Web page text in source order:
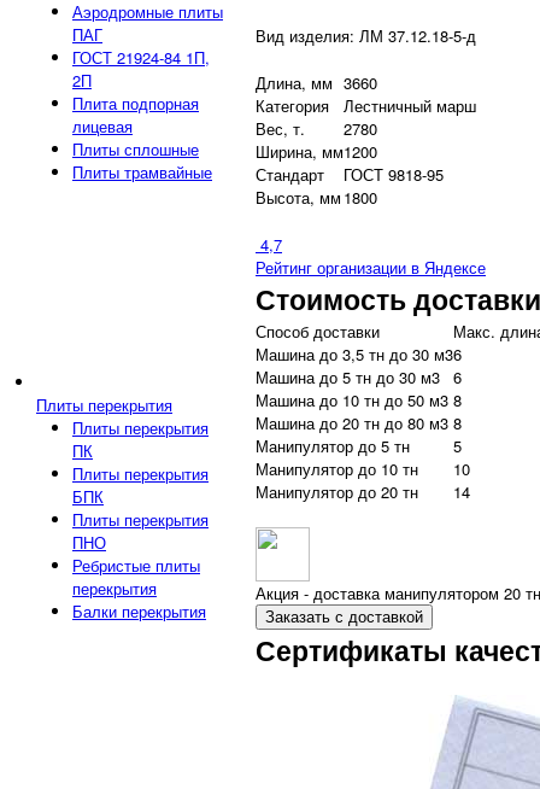
Аэродромные плиты
ПАГ
ГОСТ 21924-84 1П,
2П
Плита подпорная
лицевая
Плиты сплошные
Плиты трамвайные
Плиты перекрытия
Плиты перекрытия
ПК
Плиты перекрытия
БПК
Плиты перекрытия
ПНО
Ребристые плиты
перекрытия
Балки перекрытия
Вид изделия: ЛМ 37.12.18-5-д
Длина, мм 3660
Категория
Лестничный марш
Вес, т.
2780
Ширина, мм1200
Стандарт
ГОСТ 9818-95
Высота, мм 1800
4,7
Рейтинг организации в Яндексе
Стоимость доставки
Способ доставки
Макс.
Машина до 3,5 тн до 30 м36
Машина до 5 тн до 30 м3 6
Машина до 10 тн до 50 м3 8
Машина до 20 тн до 80 м3 8
Манипулятор до 5 тн
5
Манипулятор до 10 тн
10
Манипулятор до 20 тн
14
Акция - доставка манипулятором 20
Заказать с доставкой
Сертификаты